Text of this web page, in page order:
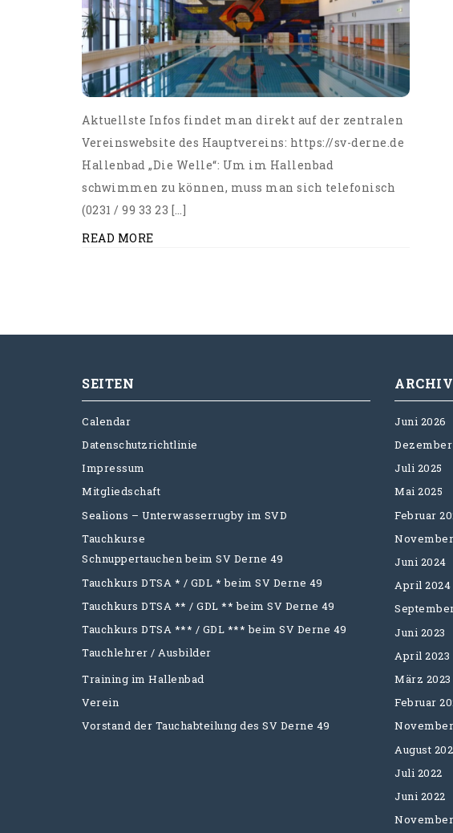
Aktuellste Infos findet man direkt auf der zentralen
Vereinswebsite des Hauptvereins: https://sv-derne.de
Hallenbad „Die Welle“: Um im Hallenbad
schwimmen zu können, muss man sich telefonisch
(0231 / 99 33 23 […]
READ MORE
SEITEN
Calendar
Datenschutzrichtlinie
Impressum
Mitgliedschaft
Sealions – Unterwasserrugby im SVD
Tauchkurse
Schnuppertauchen beim SV Derne 49
Tauchkurs DTSA * / GDL * beim SV Derne 49
Tauchkurs DTSA ** / GDL ** beim SV Derne 49
Tauchkurs DTSA *** / GDL *** beim SV Derne 49
Tauchlehrer / Ausbilder
Training im Hallenbad
Verein
Vorstand der Tauchabteilung des SV Derne 49
ARCHIV
Juni 2026
Dezember
Juli 2025
Mai 2025
Februar
Juni 2024
April 2024
Juni 2023
April 2023
März 2023
Februar
August
Juli 2022
Juni 2022
November